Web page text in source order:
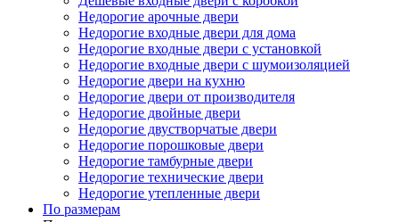
Недорогие арочные двери
Недорогие входные двери для дома
Недорогие входные двери с установкой
Недорогие входные двери с шумоизоляцией
Недорогие двери на кухню
Недорогие двери от производителя
Недорогие двойные двери
Недорогие двустворчатые двери
Недорогие порошковые двери
Недорогие тамбурные двери
Недорогие технические двери
Недорогие утепленные двери
По размерам